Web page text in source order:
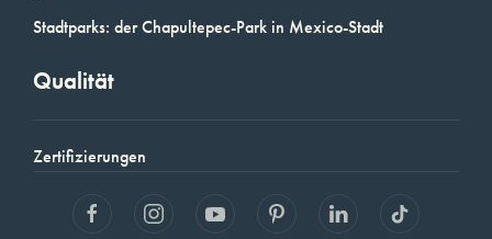
Stadtparks: der Chapultepec-Park in Mexico-Stadt
Qualität
Zertifizierungen